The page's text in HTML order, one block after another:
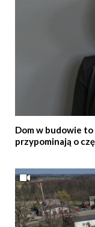
Dom w budowie to
przypominają o